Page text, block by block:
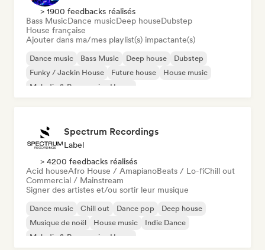
> 1900 feedbacks réalisés
Bass MusicDance musicDeep houseDubstep
House française
Ajouter dans ma/mes playlist(s) impactante(s)
Dance music Bass Music Deep house
Dubstep
Funky / Jackin House
Future house
House music
Melodic & Progressive House
Spectrum Recordings
Label
> 4200 feedbacks réalisés
Acid houseAfro House / AmapianoBeats / Lo-fiChill out
Commercial / Mainstream
Signer des artistes et/ou sortir leur musique
Dance music Chill out Dance pop
Deep house
Musique de noël
House music
Indie Dance
Melodic & Progressive House